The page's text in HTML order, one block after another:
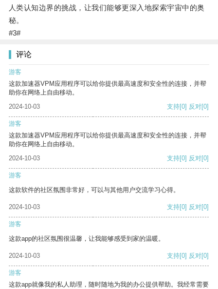
人类认知边界的挑战，让我们能够更深入地探索宇宙中的奥
秘。
#3#
评论
游客
这款加速器VPM应用程序可以给你提供最高速度和安全性的连接，并帮
助你在网络上自由移动。
2024-10-03
支持[0] 反对[0]
游客
这款加速器VPM应用程序可以给你提供最高速度和安全性的连接，并帮
助你在网络上自由移动。
2024-10-03
支持[0] 反对[0]
游客
这款软件的社区氛围非常好，可以与其他用户交流学习心得。
2024-10-03 支持[0] 反对[0]
游客
这款app的社区氛围很温馨，让我能够感受到家的温暖。
2024-10-03 支持[0] 反对[0]
游客
这款app就像我的私人助理，随时随地为我的办公提供帮助。我经常需要